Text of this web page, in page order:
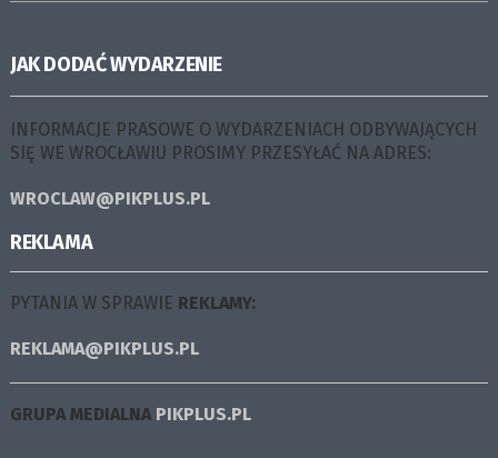
JAK DODAĆ WYDARZENIE
INFORMACJE PRASOWE O WYDARZENIACH ODBYWAJĄCYCH
SIĘ WE WROCŁAWIU PROSIMY PRZESYŁAĆ NA ADRES:
WROCLAW@PIKPLUS.PL
REKLAMA
PYTANIA W SPRAWIE REKLAMY:
REKLAMA@PIKPLUS.PL
GRUPA MEDIALNA PIKPLUS.PL